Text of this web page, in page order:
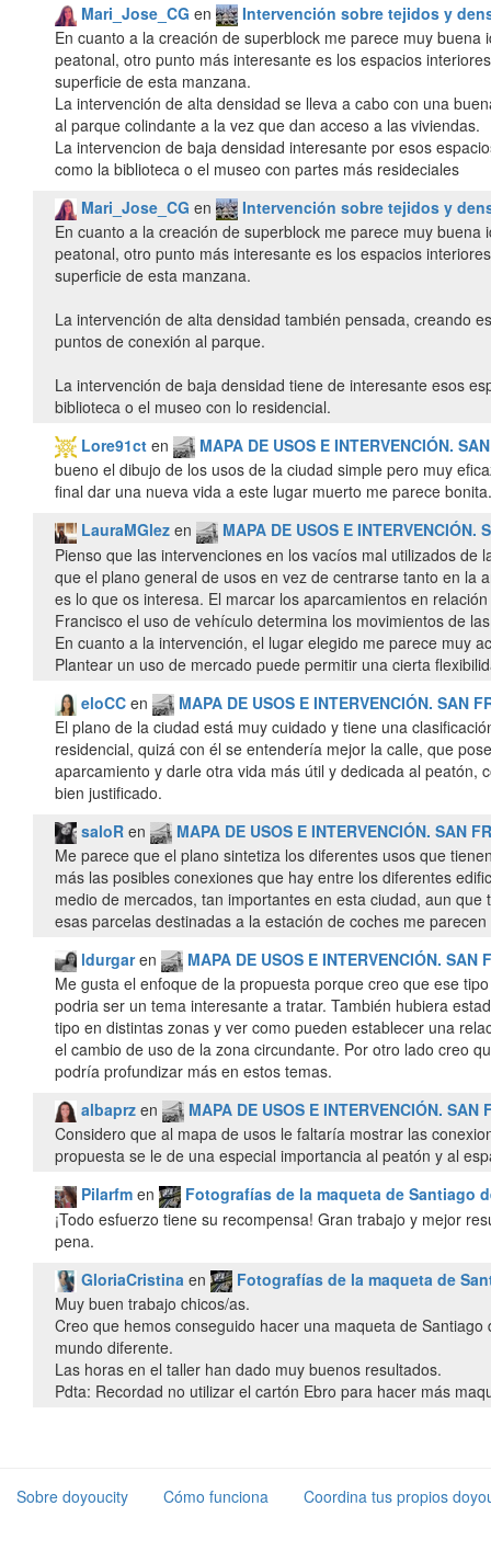
Mari_Jose_CG en
Intervención sobre tejidos y
En cuanto a la creación de superblock me parece muy
peatonal, otro punto más interesante es los espacios
superficie de esta manzana.
La intervención de alta densidad se lleva a cabo con una
al parque colindante a la vez que dan acceso a las viviendas.
La intervencion de baja densidad interesante por esos
como la biblioteca o el museo con partes más resideciales
Mari_Jose_CG en
Intervención sobre tejidos y
En cuanto a la creación de superblock me parece muy
peatonal, otro punto más interesante es los espacios
superficie de esta manzana.
La intervención de alta densidad también pensada, creando
puntos de conexión al parque.
La intervención de baja densidad tiene de interesante esos
biblioteca o el museo con lo residencial.
Lore91ct en
MAPA DE USOS E INTERVENCIÓN.
bueno el dibujo de los usos de la ciudad simple pero muy
final dar una nueva vida a este lugar muerto me parece bonita.
LauraMGlez en
MAPA DE USOS E INTERVENCIÓN.
Pienso que las intervenciones en los vacíos mal utilizados
que el plano general de usos en vez de centrarse tanto en
es lo que os interesa. El marcar los aparcamientos en
Francisco el uso de vehículo determina los movimientos de
En cuanto a la intervención, el lugar elegido me parece muy
Plantear un uso de mercado puede permitir una cierta
eloCC en
MAPA DE USOS E INTERVENCIÓN. SAN
El plano de la ciudad está muy cuidado y tiene una
residencial, quizá con él se entendería mejor la calle, que
aparcamiento y darle otra vida más útil y dedicada al
bien justificado.
saloR en
MAPA DE USOS E INTERVENCIÓN. SAN
Me parece que el plano sintetiza los diferentes usos que
más las posibles conexiones que hay entre los diferentes
medio de mercados, tan importantes en esta ciudad, aun
esas parcelas destinadas a la estación de coches me
ldurgaren
MAPA DE USOS E INTERVENCIÓN. SAN
Me gusta el enfoque de la propuesta porque creo que ese
podria ser un tema interesante a tratar. También hubiera
tipo en distintas zonas y ver como pueden establecer una
el cambio de uso de la zona circundante. Por otro lado creo
podría profundizar más en estos temas.
albaprz en
MAPA DE USOS E INTERVENCIÓN. SAN
Considero que al mapa de usos le faltaría mostrar las
propuesta se le de una especial importancia al peatón y al
Pilarfm en
Fotografías de la maqueta de Santiago
¡Todo esfuerzo tiene su recompensa! Gran trabajo y mejor
pena.
GloriaCristina en
Fotografías de la maqueta de
Muy buen trabajo chicos/as.
Creo que hemos conseguido hacer una maqueta de
mundo diferente.
Las horas en el taller han dado muy buenos resultados.
Pdta: Recordad no utilizar el cartón Ebro para hacer más
Sobre doyoucity Cómo funciona Coordina tus propios